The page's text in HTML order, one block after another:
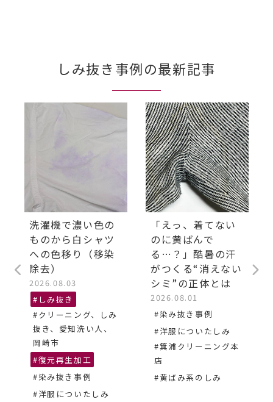
しみ抜き事例の最新記事
洗濯機で濃い色の
ものから白シャツ
への色移り（移染
除去）
2026.08.03
#しみ抜き
#クリーニング、しみ
抜き、愛知洗い人、
岡崎市
#復元再生加工
#染み抜き事例
#洋服についたしみ
「えっ、着てない
のに黄ばんで
る…？」酷暑の汗
がつくる“消えない
シミ”の正体とは
2026.08.01
#染み抜き事例
#洋服についたしみ
#箕浦クリーニング本
店
#黄ばみ系のしみ